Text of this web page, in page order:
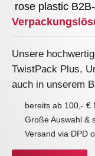
rose plastic
Unsere
TwistPack Plus,
auch in unserem
bereits ab 100,- €
Große Auswahl &
Versand via DPD